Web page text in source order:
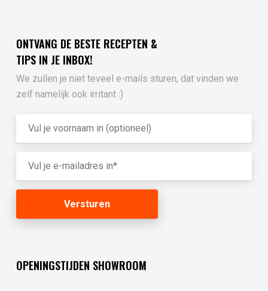
ONTVANG DE BESTE RECEPTEN &
TIPS IN JE INBOX!
We zullen je niet teveel e-mails sturen, dat vinden we
zelf namelijk ook irritant :)
OPENINGSTIJDEN SHOWROOM